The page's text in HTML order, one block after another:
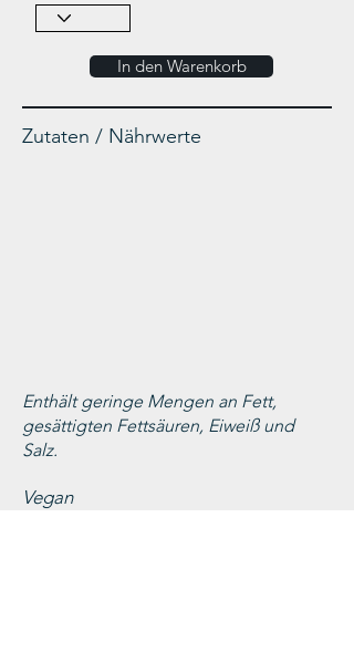
In den Warenkorb
Zutaten / Nährwerte
Enthält geringe Mengen an Fett,
gesättigten Fettsäuren, Eiweiß und
Salz.
Vegan